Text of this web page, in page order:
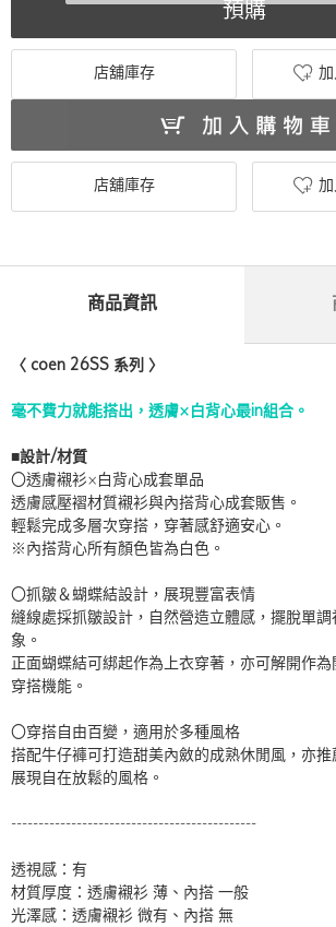
預購
店舖庫存
店舖庫存
商品資訊
〈 coen 26SS 系列 〉
毫不費力就能搭出，透膚×白背心最in組合。
■設計/材質
〇透膚襯衫×白背心成套單品
透膚感壓褶材質襯衫與內搭背心成套販售。
輕鬆完成多層次穿搭，穿著感舒適安心。
※內搭背心所有顏色皆為白色。
〇抓皺＆蝴蝶結設計，展現豐富表情
縫線處採抓皺設計，自然營造立體感，擺脫單
象。
正面蝴蝶結可綁起作為上衣穿著，亦可解開作
穿搭機能。
〇穿搭自由百變，適用於多種風格
搭配牛仔褲可打造甜美內斂的成熟休閒風，亦推
展現自在放鬆的風格。
---------------------------------------------
透視感：有
材質厚度：透膚襯衫 薄、內搭 一般
光澤感：透膚襯衫 微有、內搭 無